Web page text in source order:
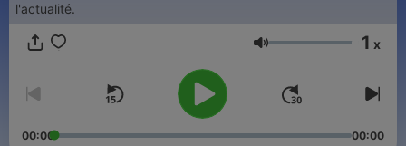
l'actualité.
Volume 1 x
00:00 00:00